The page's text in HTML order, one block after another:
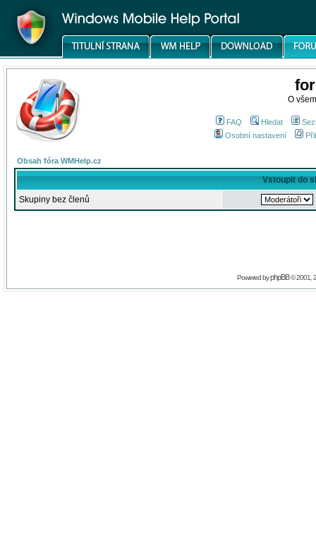
O
FAQ Hledat
Osobní nastavení
Obsah fóra WMHelp.cz
Vstoupit do
Skupiny bez členů
Powered byphpBB© 2001,